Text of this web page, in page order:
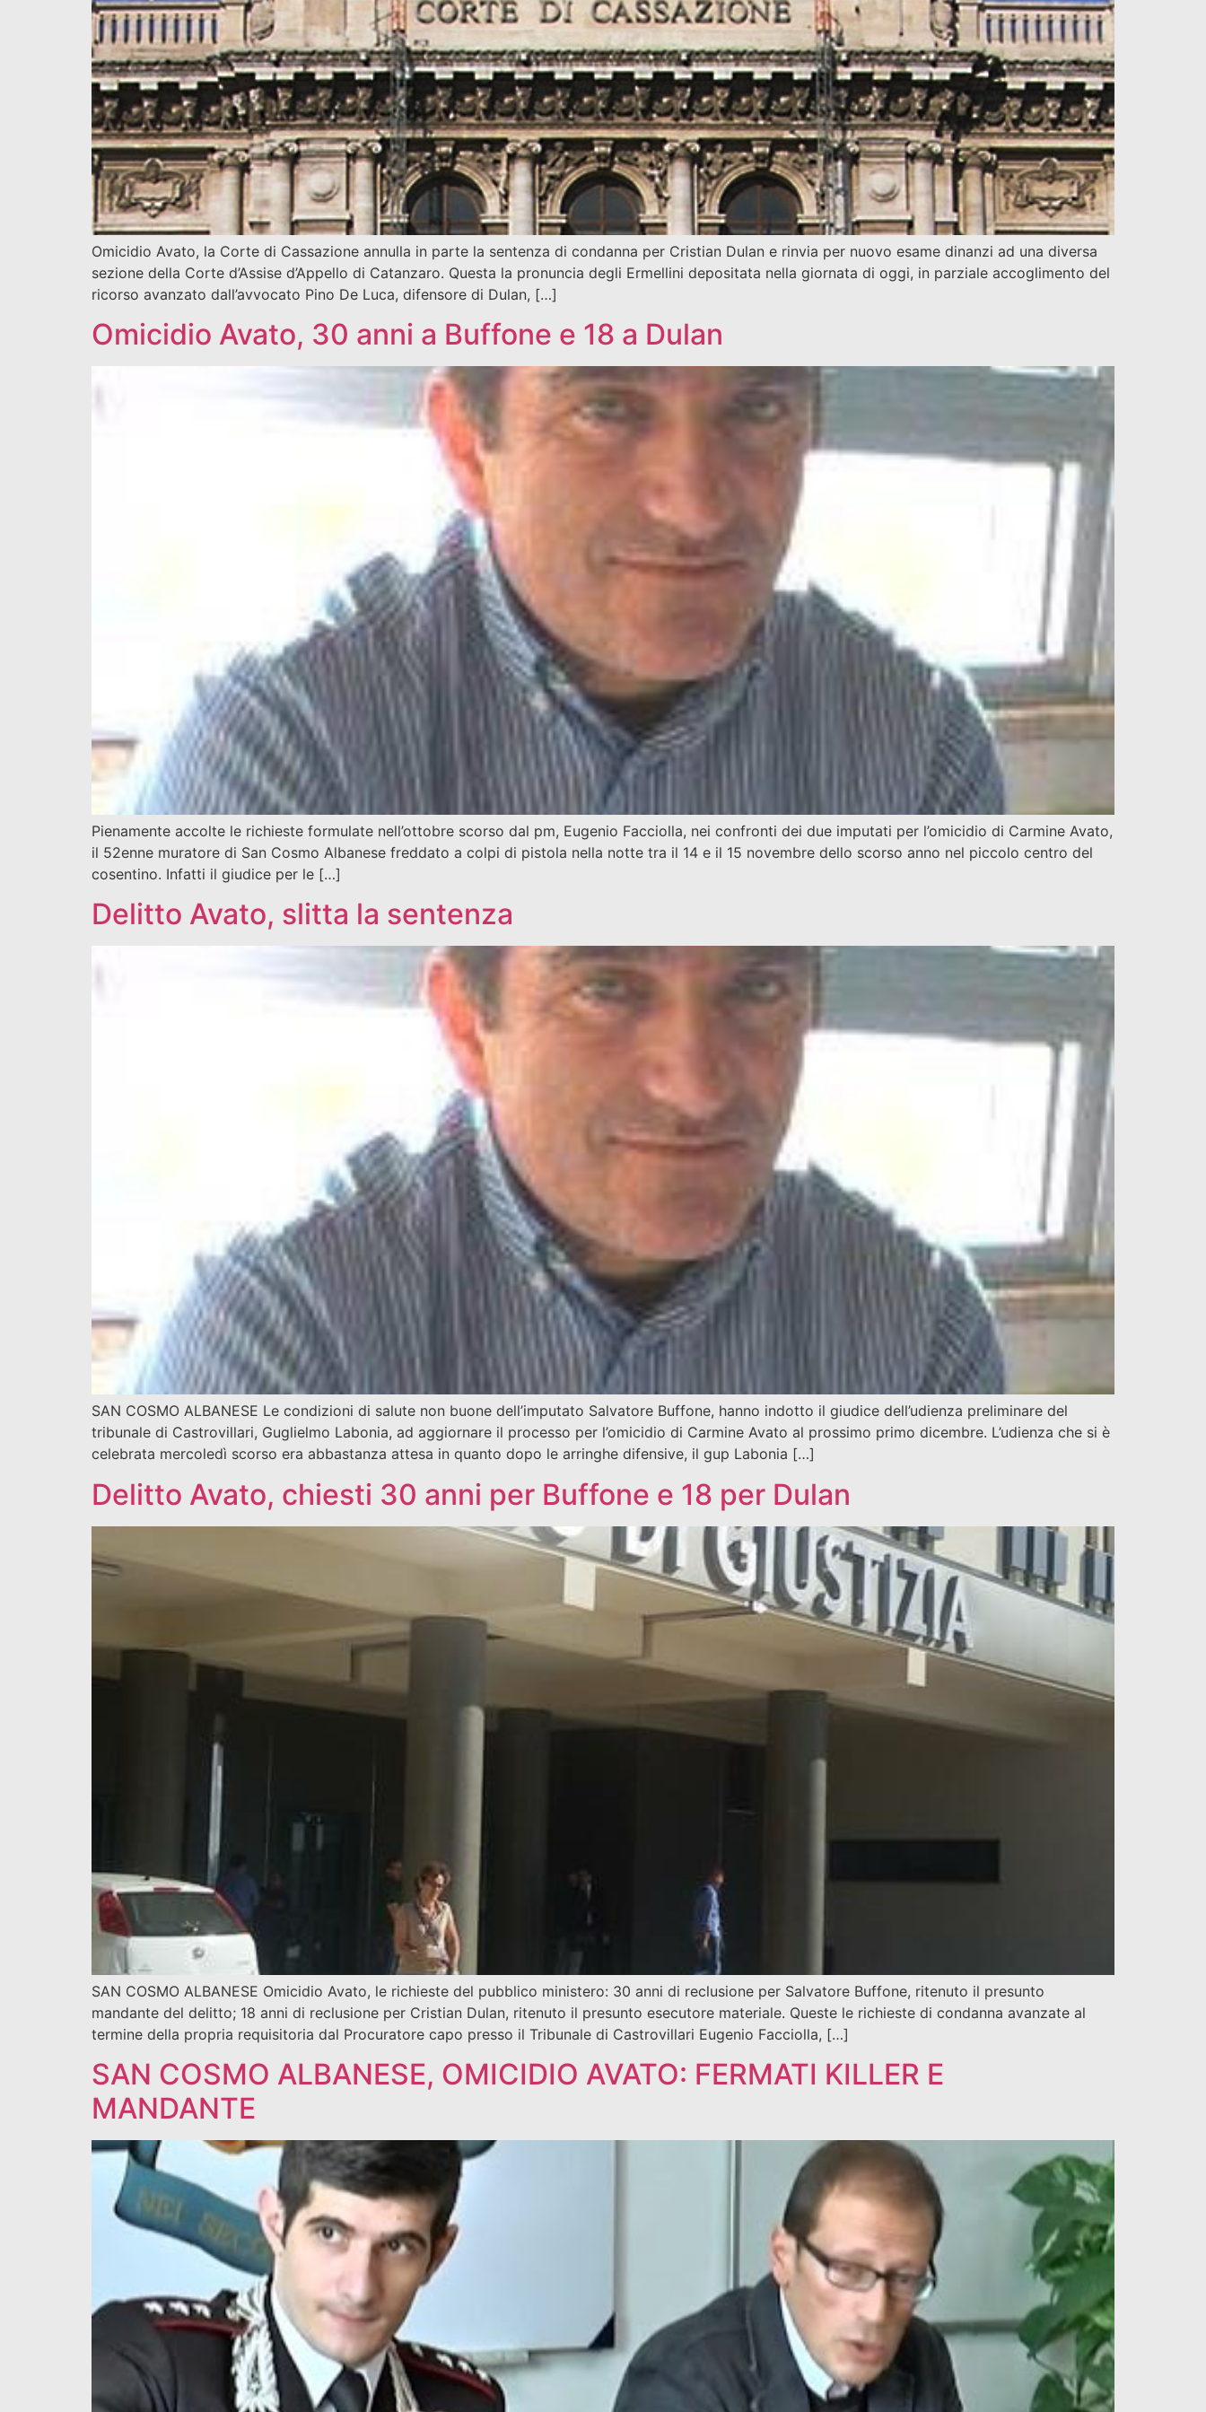
Omicidio Avato, la Corte di Cassazione annulla in parte la sentenza di condanna per Cristian Dulan e rinvia per nuovo esame dinanzi ad una diversa
sezione della Corte d’Assise d’Appello di Catanzaro. Questa la pronuncia degli Ermellini depositata nella giornata di oggi, in parziale accoglimento del
ricorso avanzato dall’avvocato Pino De Luca, difensore di Dulan, […]
Omicidio Avato, 30 anni a Buffone e 18 a Dulan
Pienamente accolte le richieste formulate nell’ottobre scorso dal pm, Eugenio Facciolla, nei confronti dei due imputati per l’omicidio di Carmine Avato,
il 52enne muratore di San Cosmo Albanese freddato a colpi di pistola nella notte tra il 14 e il 15 novembre dello scorso anno nel piccolo centro del
cosentino. Infatti il giudice per le […]
Delitto Avato, slitta la sentenza
SAN COSMO ALBANESE Le condizioni di salute non buone dell’imputato Salvatore Buffone, hanno indotto il giudice dell’udienza preliminare del
tribunale di Castrovillari, Guglielmo Labonia, ad aggiornare il processo per l’omicidio di Carmine Avato al prossimo primo dicembre. L’udienza che si è
celebrata mercoledì scorso era abbastanza attesa in quanto dopo le arringhe difensive, il gup Labonia […]
Delitto Avato, chiesti 30 anni per Buffone e 18 per Dulan
SAN COSMO ALBANESE Omicidio Avato, le richieste del pubblico ministero: 30 anni di reclusione per Salvatore Buffone, ritenuto il presunto
mandante del delitto; 18 anni di reclusione per Cristian Dulan, ritenuto il presunto esecutore materiale. Queste le richieste di condanna avanzate al
termine della propria requisitoria dal Procuratore capo presso il Tribunale di Castrovillari Eugenio Facciolla, […]
SAN COSMO ALBANESE, OMICIDIO AVATO: FERMATI KILLER E
MANDANTE